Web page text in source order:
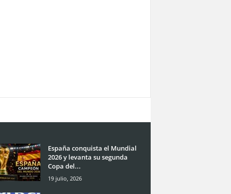
España conquista el Mundial
2026 y levanta su segunda
Copa del...
19 julio, 2026